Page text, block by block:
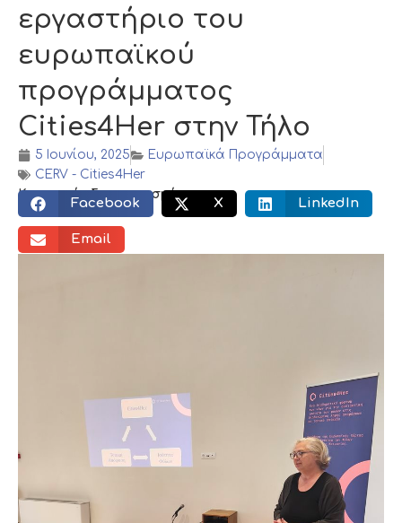
εργαστήριο του
ευρωπαϊκού
προγράμματος
Cities4Her στην Τήλο
5 Ιουνίου, 2025
Ευρωπαϊκά Προγράμματα
CERV - Cities4Her
Κοινωνικός διαμοιρασμός:
Facebook X LinkedIn
Email